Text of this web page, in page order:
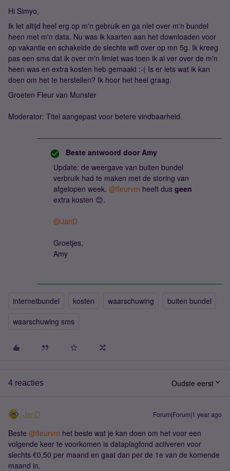
Hi Simyo,
Ik let altijd heel erg op m'n gebruik en ga niet over m'n bundel
heen met m'n data. Nu was ik kaarten aan het downloaden voor
op vakantie en schakelde de slechte wifi over op mn 5g. Ik kreeg
pas een sms dat ik over m'n limiet was toen ik al ver over de m'n
heen was en extra kosten heb gemaakt :-( Is er iets wat ik kan
doen om het te herstellen? Ik hoor het heel graag.
Groeten Fleur van Munster
Moderator: Titel aangepast voor betere vindbaarheid.
Beste antwoord door Amy
Update: de weergave van buiten bundel
verbruik had te maken met de storing van
afgelopen week. ​ @fleurvm heeft dus geen
extra kosten 😊.
@JanD
Groetjes,
Amy
internetbundel kosten waarschuwing
buiten bundel
waarschuwing sms
4 reacties Oudste eerst
JanD Forum|Forum|1 year ago
Beste ​ @fleurvm het beste wat je kan doen om het voor een
volgende keer te voorkomen is dataplagfond activeren voor
slechts €0,50 per maand en gaat dan per de 1e van de komende
maand in.